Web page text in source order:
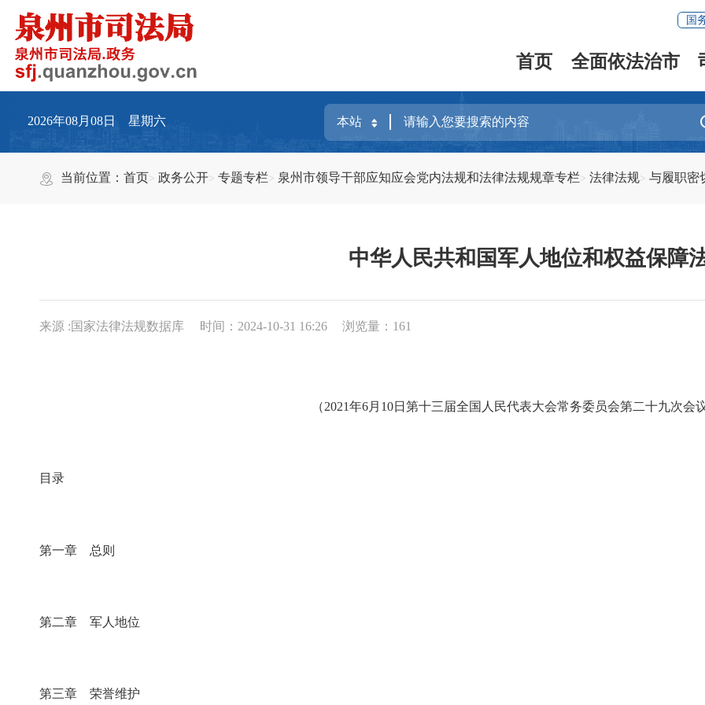
国
首页 全面依法治市
2026年08月08日 星期六
当前位置：首页 政务公开 专题专栏 泉州市领导干部应知应会党内法规和法律法规规章专栏 法律法规 与履职密
中华人民共和国军人地位和权益保障
来源 :国家法律法规数据库 时间：2024-10-31 16:26 浏览量： 161
（2021年6月 10日第十三届全国人民代表大会常务委员会第二十九次会
目录
第一章 总则
第二章 军人地位
第三章 荣誉维护